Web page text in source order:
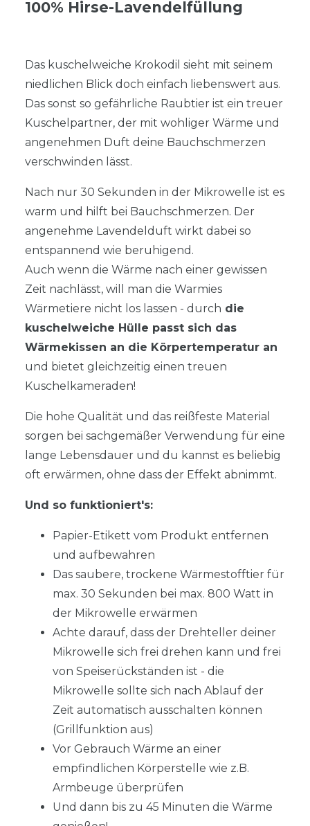
100% Hirse-Lavendelfüllung
Das kuschelweiche Krokodil sieht mit seinem
niedlichen Blick doch einfach liebenswert aus.
Das sonst so gefährliche Raubtier ist ein treuer
Kuschelpartner, der mit wohliger Wärme und
angenehmen Duft deine Bauchschmerzen
verschwinden lässt.
Nach nur 30 Sekunden in der Mikrowelle ist es
warm und hilft bei Bauchschmerzen. Der
angenehme Lavendelduft wirkt dabei so
entspannend wie beruhigend.
Auch wenn die Wärme nach einer gewissen
Zeit nachlässt, will man die Warmies
Wärmetiere nicht los lassen - durch die
kuschelweiche Hülle passt sich das
Wärmekissen an die Körpertemperatur an
und bietet gleichzeitig einen treuen
Kuschelkameraden!
Die hohe Qualität und das reißfeste Material
sorgen bei sachgemäßer Verwendung für eine
lange Lebensdauer und du kannst es beliebig
oft erwärmen, ohne dass der Effekt abnimmt.
Und so funktioniert's:
Papier-Etikett vom Produkt entfernen
und aufbewahren
Das saubere, trockene Wärmestofftier für
max. 30 Sekunden bei max. 800 Watt in
der Mikrowelle erwärmen
Achte darauf, dass der Drehteller deiner
Mikrowelle sich frei drehen kann und frei
von Speiserückständen ist - die
Mikrowelle sollte sich nach Ablauf der
Zeit automatisch ausschalten können
(Grillfunktion aus)
Vor Gebrauch Wärme an einer
empfindlichen Körperstelle wie z.B.
Armbeuge überprüfen
Und dann bis zu 45 Minuten die Wärme